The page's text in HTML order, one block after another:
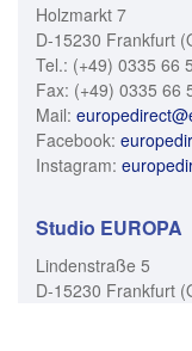
Holzmarkt 7
D-15230 Frankfurt
Tel.: (+49) 0335 66
Fax: (+49) 0335 66
Mail:
Facebook:
Instagram:
Studio EUROPA
Lindenstraße 5
D-15230 Frankfurt